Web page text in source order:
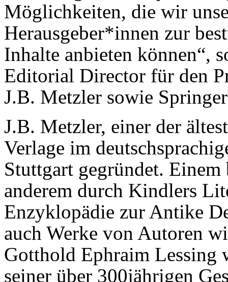
Möglichkeiten, die wir
Herausgeber*innen zur
Inhalte anbieten können“,
Editorial Director für den
J.B. Metzler sowie
J.B. Metzler, einer der
Verlage im
Stuttgart gegründet.
anderem durch Kindlers
Enzyklopädie zur Antike
auch Werke von Autoren
Gotthold Ephraim Lessing
seiner über 300jährigen